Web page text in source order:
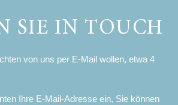
SIE IN TOUCH
von uns per E-Mail wollen, etwa 4
Ihre E-Mail-Adresse ein, Sie können